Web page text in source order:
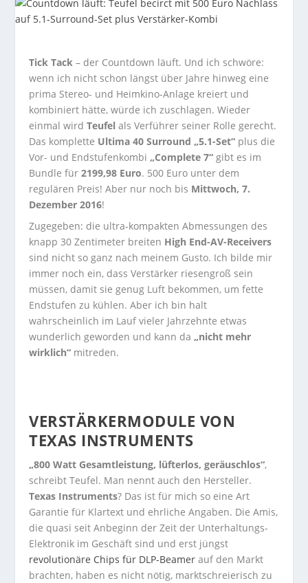
Tick Tack – der Countdown läuft. Und ich schwöre:
wenn ich nicht schon längst über Jahre hinweg eine
prima Stereo- und Heimkino-Anlage kreiert und
kombiniert hätte, würde ich zuschlagen. Wieder
einmal wirdTeufel als Verführer seiner Rolle gerecht.
Das komplette Ultima 40 Surround „5.1-Set“ plus die
Vor- und Endstufenkombi„Complete 7“ gibt es im
Bundle für2199,98 Euro. 500 Euro unter dem
regulären Preis! Aber nur noch bis Mittwoch, 7.
Dezember 2016!
Zugegeben: die ultra-kompakten Abmessungen des
knapp 30 Zentimeter breiten High End-AV-Receivers
sind nicht so ganz nach meinem Gusto. Ich bilde mir
immer noch ein, dass Verstärker riesengroß sein
müssen, damit sie genug Luft bekommen, um fette
Endstufen zu kühlen. Aber ich bin halt
wahrscheinlich im Lauf vieler Jahrzehnte etwas
wunderlich geworden und kann da„nicht mehr
wirklich“ mitreden.
VERSTÄRKERMODULE VON
TEXAS INSTRUMENTS
„800 Watt Gesamtleistung, lüfterlos, geräuschlos“,
schreibt Teufel. Man nennt auch den Hersteller.
Texas Instruments? Das ist für mich so eine Art
Garantie für Klartext und ehrliche Angaben. Die Amis,
die quasi seit Anbeginn der Zeit der Unterhaltungs-
Elektronik im Geschäft sind und erst jüngst
revolutionäre Chips für DLP-Beamer auf den Markt
brachten, haben es nicht nötig, marktschreierisch zu